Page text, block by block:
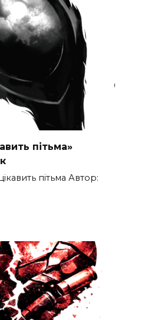
пітьма»
пітьма Автор: